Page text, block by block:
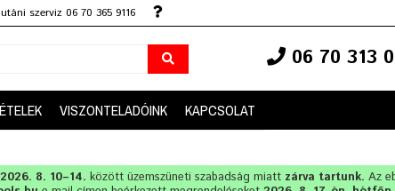
szerviz 06 70 365 9116
06 70 313
VISZONTELADÓINK KAPCSOLAT
2026. 8. 10–14. között üzemszüneti szabadság miatt zárva tartunk. Az